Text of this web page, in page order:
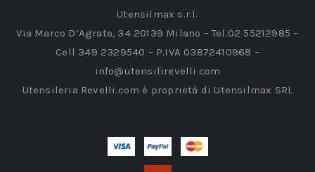
Utensilmax s.r.l.
Via Marco D’Agrate, 34 20139 Milano – Tel.02 55212985 –
Cell 349 2329540 – P.IVA 03872410968 –
info@utensilirevelli.com
Utensileria Revelli.com è proprietà di Utensilmax SRL